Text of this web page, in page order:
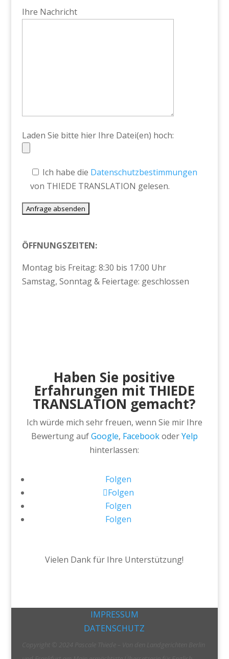
Ihre Nachricht
Laden Sie bitte hier Ihre Datei(en) hoch:
Ich habe die Datenschutzbestimmungen
von THIEDE TRANSLATION gelesen.
ÖFFNUNGSZEITEN:
Montag bis Freitag: 8:30 bis 17:00 Uhr
Samstag, Sonntag & Feiertage: geschlossen
Haben Sie positive
Erfahrungen mit THIEDE
TRANSLATION gemacht?
Ich würde mich sehr freuen, wenn Sie mir Ihre
Bewertung aufGoogle, FacebookoderYelp
hinterlassen:
Folgen
Folgen
Folgen
Folgen
Vielen Dank für Ihre Unterstützung!
IMPRESSUM
DATENSCHUTZ